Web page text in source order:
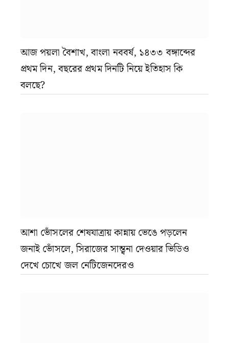
আজ পয়লা বৈশাখ, বাংলা নববর্ষ, ১৪৩৩ বঙ্গাব্দের
প্রথম দিন, বছরের প্রথম দিনটি নিয়ে ইতিহাস কি
বলছে?
আশা ভোঁসলের শেষযাত্রায় কান্নায় ভেঙে পড়লেন
জনাই ভোঁসলে, সিরাজের সান্ত্বনা দেওয়ার ভিডিও
দেখে চোখে জল নেটিজেনদেরও